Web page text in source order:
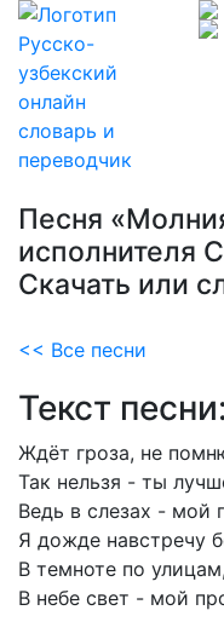
Песня
исполнителя
Скачать или
<< Все песни
Текст песни:
Ждёт гроза, не
Так нельзя - ты
Ведь в слезах - мой
Я дожде навстречу
В темноте по улицам,
В небе свет - мой